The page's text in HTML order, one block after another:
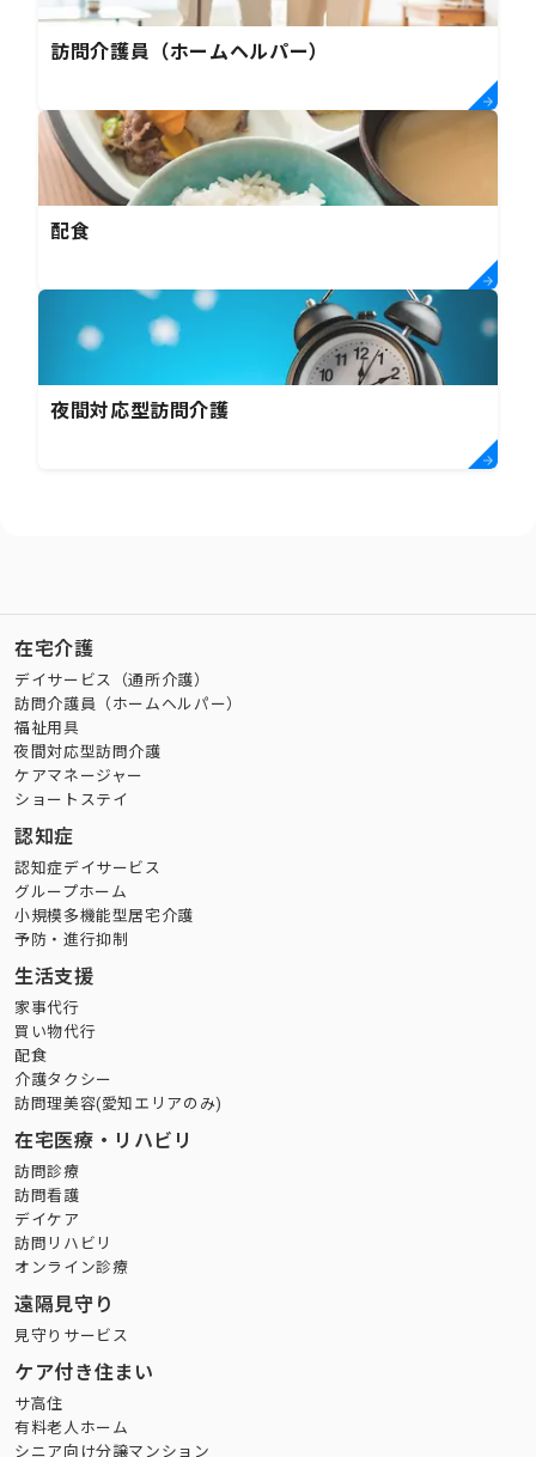
訪問介護員（ホームヘルパー）
配食
夜間対応型訪問介護
在宅介護
デイサービス（通所介護）
訪問介護員（ホームヘルパー）
福祉用具
夜間対応型訪問介護
ケアマネージャー
ショートステイ
認知症
認知症デイサービス
グループホーム
小規模多機能型居宅介護
予防・進行抑制
生活支援
家事代行
買い物代行
配食
介護タクシー
訪問理美容(愛知エリアのみ)
在宅医療・リハビリ
訪問診療
訪問看護
デイケア
訪問リハビリ
オンライン診療
遠隔見守り
見守りサービス
ケア付き住まい
サ高住
有料老人ホーム
シニア向け分譲マンション